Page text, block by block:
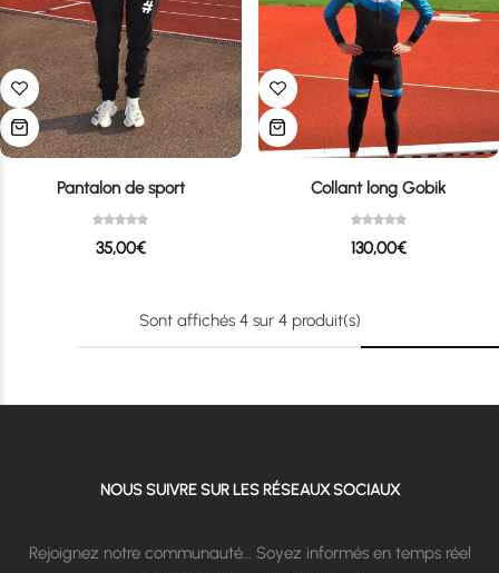
Pantalon de sport
35,00€
Collant long Gobik
130,00€
Sont affichés 4 sur 4 produit(s)
NOUS SUIVRE SUR LES RÉSEAUX SOCIAUX
Rejoignez notre communauté… Soyez informés en temps réel